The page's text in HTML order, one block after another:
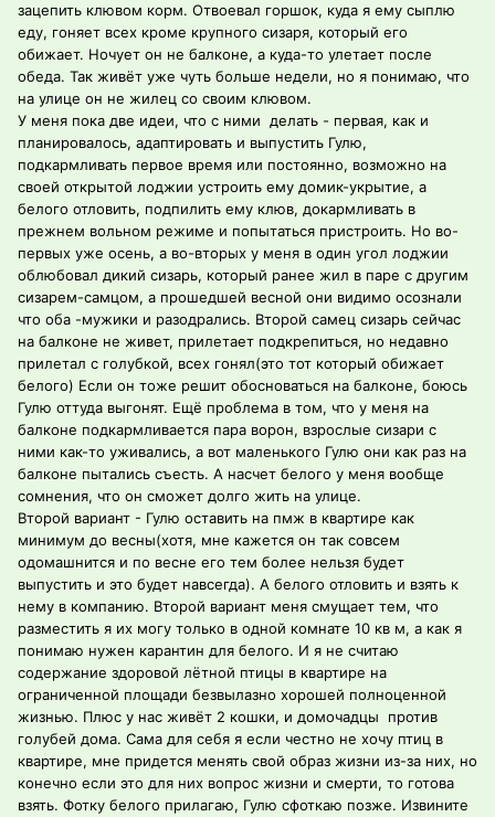
зацепить клювом корм. Отвоевал горшок, куда я ему сыплю
еду, гоняет всех кроме крупного сизаря, который его
обижает. Ночует он не балконе, а куда-то улетает после
обеда. Так живёт уже чуть больше недели, но я понимаю, что
на улице он не жилец со своим клювом.
У меня пока две идеи, что с ними делать - первая, как и
планировалось, адаптировать и выпустить Гулю,
подкармливать первое время или постоянно, возможно на
своей открытой лоджии устроить ему домик-укрытие, а
белого отловить, подпилить ему клюв, докармливать в
прежнем вольном режиме и попытаться пристроить. Но во-
первых уже осень, а во-вторых у меня в один угол лоджии
облюбовал дикий сизарь, который ранее жил в паре с другим
сизарем-самцом, а прошедшей весной они видимо осознали
что оба -мужики и разодрались. Второй самец сизарь сейчас
на балконе не живет, прилетает подкрепиться, но недавно
прилетал с голубкой, всех гонял(это тот который обижает
белого) Если он тоже решит обосноваться на балконе, боюсь
Гулю оттуда выгонят. Ещё проблема в том, что у меня на
балконе подкармливается пара ворон, взрослые сизари с
ними как-то уживались, а вот маленького Гулю они как раз на
балконе пытались съесть. А насчет белого у меня вообще
сомнения, что он сможет долго жить на улице.
Второй вариант - Гулю оставить на пмж в квартире как
минимум до весны(хотя, мне кажется он так совсем
одомашнится и по весне его тем более нельзя будет
выпустить и это будет навсегда). А белого отловить и взять к
нему в компанию. Второй вариант меня смущает тем, что
разместить я их могу только в одной комнате 10 кв м, а как я
понимаю нужен карантин для белого. И я не считаю
содержание здоровой лётной птицы в квартире на
ограниченной площади безвылазно хорошей полноценной
жизнью. Плюс у нас живёт 2 кошки, и домочадцы против
голубей дома. Сама для себя я если честно не хочу птиц в
квартире, мне придется менять свой образ жизни из-за них, но
конечно если это для них вопрос жизни и смерти, то готова
взять. Фотку белого прилагаю, Гулю сфоткаю позже. Извините